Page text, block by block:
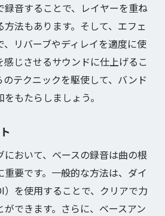
録音することで、レイヤーを重ね
法もあります。そして、エフェ
、リバーブやディレイを適度に使
じさせるサウンドに仕上げるこ
のテクニックを駆使して、バンド
もたらしましょう。
おいて、ベースの録音は曲の根
要です。一般的な方法は、ダイ
）を使用することで、クリアで力
できます。さらに、ベースアン